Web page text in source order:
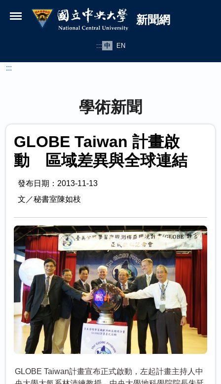
國立中央大學新聞網
新聞網
::: 中 EN
:::
學術新聞
GLOBE Taiwan 計畫啟
動 區域差異與全球連結
發布日期：2013-11-13
文／秘書室陳如枝
GLOBE Taiwan計畫宣布正式啟動，左起計畫主持人中